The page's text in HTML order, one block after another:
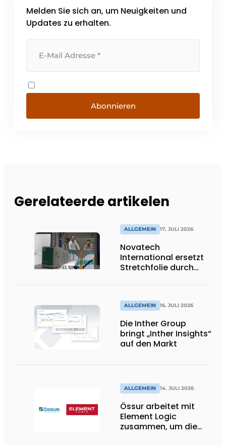
Melden Sie sich an, um Neuigkeiten und
Updates zu erhalten.
Abonnieren
Gerelateerde artikelen
ALLGEMEIN 17. JULI 2026
Novatech
International ersetzt
Stretchfolie durch
return2sender
ALLGEMEIN 16. JULI 2026
Die Inther Group
bringt „Inther Insights“
auf den Markt
ALLGEMEIN 14. JULI 2026
Össur arbeitet mit
Element Logic
zusammen, um die